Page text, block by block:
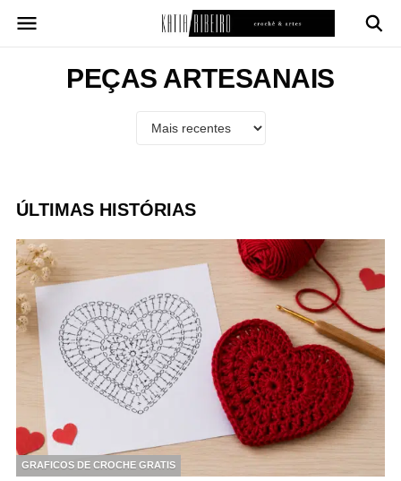
para
PEÇAS ARTESANAIS
ÚLTIMAS HISTÓRIAS
GRAFICOS DE CROCHE GRATIS